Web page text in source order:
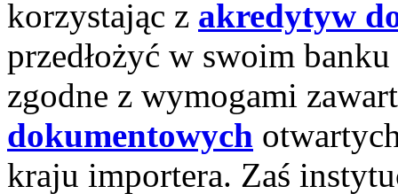
korzystając z akredytyw
przedłożyć w swoim banku
zgodne z wymogami
dokumentowych
kraju importera. Zaś